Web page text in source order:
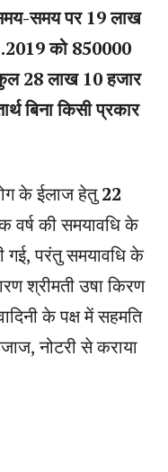
समय पर 19 लाख
को 850000
28 लाख 10 हजार
बिना किसी प्रकार
के ईलाज हेतु22
वर्ष की समयावधि के
गई, परंतु समयावधि के
श्रीमती उषा किरण
के पक्ष में सहमति
नोटरी से कराया